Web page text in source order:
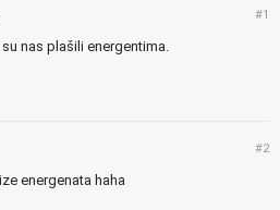
#1
nas plašili energentima.
#2
energenata haha